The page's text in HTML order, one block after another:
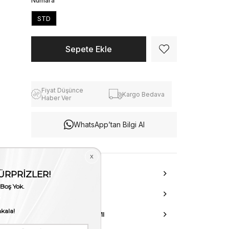
STD
Fiyat Düşünce
Haber Ver
Kargo Bedava
WhatsApp’tan Bilgi Al
ÜRÜN ÖZELLIKLERI
AKSESUAR ONARIMI